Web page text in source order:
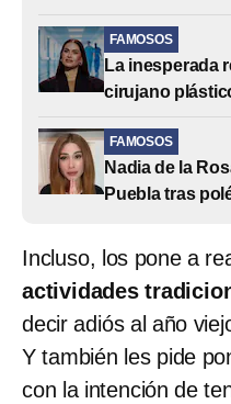
FAMOSOS
La inesperada
cirujano
FAMOSOS
Nadia de la
Puebla tras
Incluso, los pone a
actividades
decir adiós al año
Y también les pide
con la intención de